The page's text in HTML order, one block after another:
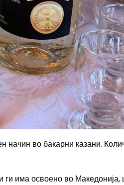
во бакарни казани.
ги има освоено во